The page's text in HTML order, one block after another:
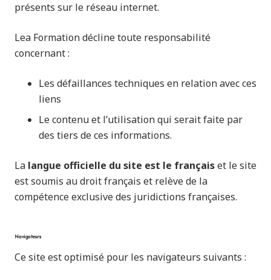
présents sur le réseau internet.
Lea Formation décline toute responsabilité
concernant :
Les défaillances techniques en relation avec ces
liens
Le contenu et l’utilisation qui serait faite par
des tiers de ces informations.
La langue officielle du site est le françaiset le site
est soumis au droit français et relève de la
compétence exclusive des juridictions françaises.
Navigateurs
Ce site est optimisé pour les navigateurs suivants :